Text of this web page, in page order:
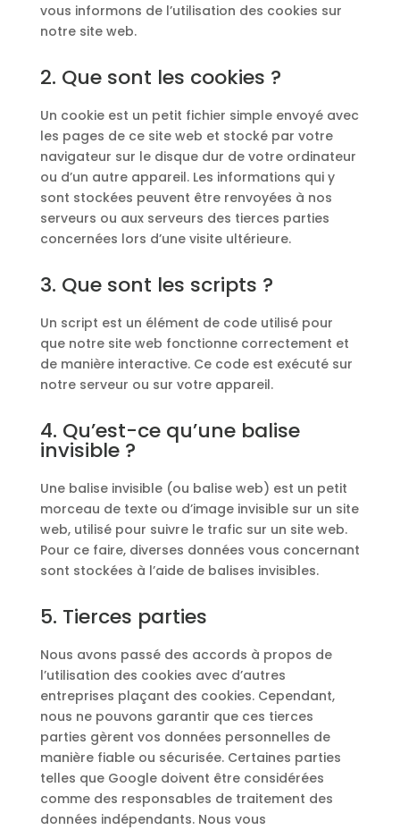
vous informons de l’utilisation des cookies sur
notre site web.
2. Que sont les cookies ?
Un cookie est un petit fichier simple envoyé avec
les pages de ce site web et stocké par votre
navigateur sur le disque dur de votre ordinateur
ou d’un autre appareil. Les informations qui y
sont stockées peuvent être renvoyées à nos
serveurs ou aux serveurs des tierces parties
concernées lors d’une visite ultérieure.
3. Que sont les scripts ?
Un script est un élément de code utilisé pour
que notre site web fonctionne correctement et
de manière interactive. Ce code est exécuté sur
notre serveur ou sur votre appareil.
4. Qu’est-ce qu’une balise
invisible ?
Une balise invisible (ou balise web) est un petit
morceau de texte ou d’image invisible sur un site
web, utilisé pour suivre le trafic sur un site web.
Pour ce faire, diverses données vous concernant
sont stockées à l’aide de balises invisibles.
5. Tierces parties
Nous avons passé des accords à propos de
l’utilisation des cookies avec d’autres
entreprises plaçant des cookies. Cependant,
nous ne pouvons garantir que ces tierces
parties gèrent vos données personnelles de
manière fiable ou sécurisée. Certaines parties
telles que Google doivent être considérées
comme des responsables de traitement des
données indépendants. Nous vous